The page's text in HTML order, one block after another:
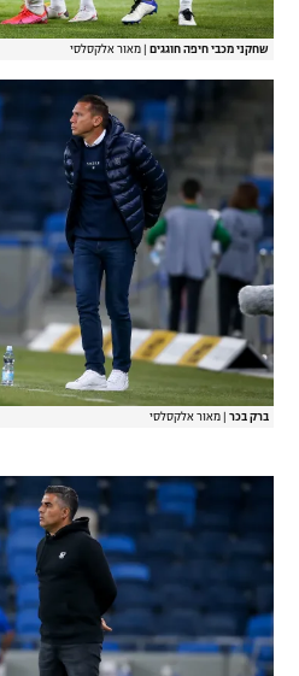
שחקני מכבי חיפה חוגגים מאור אלקסלסי
ברק בכר מאור אלקסלסי